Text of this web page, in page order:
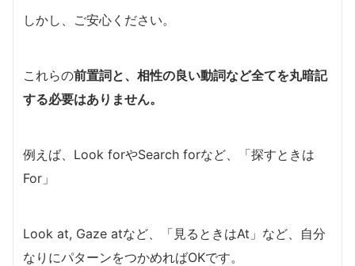
しかし、ご安心ください。
これらの前置詞と、相性の良い動詞など全てを丸暗記
する必要はありません。
例えば、Look forやSearch forなど、「探すときは
For」
Look at, Gaze atなど、「見るときはAt」など、自分
なりにパターンをつかめればOKです。